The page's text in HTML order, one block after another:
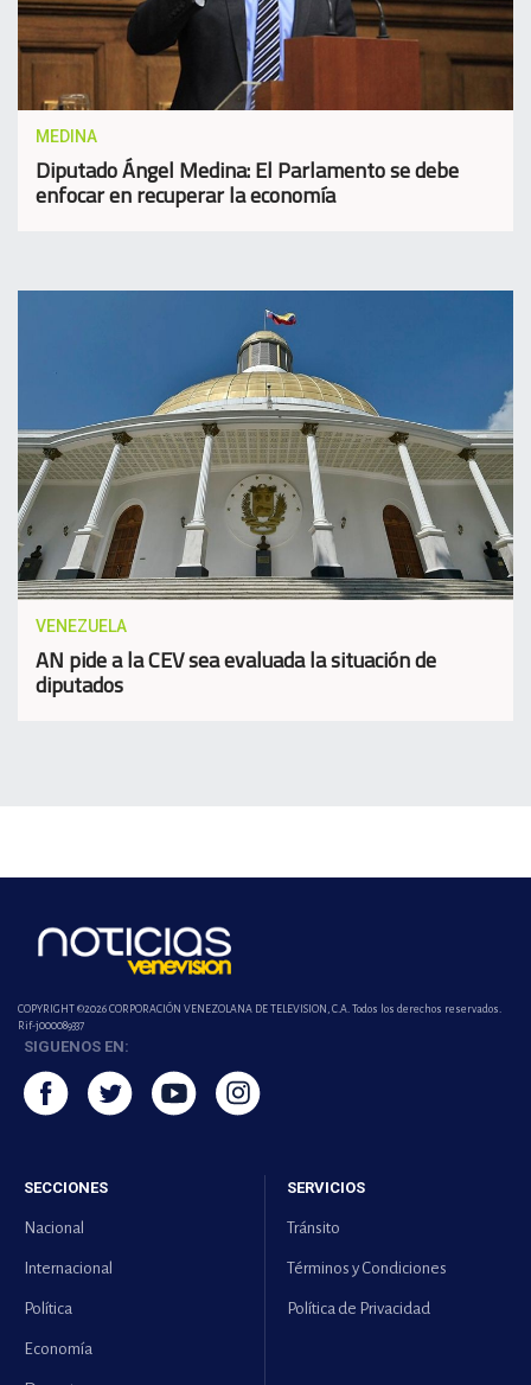
MEDINA
Diputado Ángel Medina: El Parlamento se debe
enfocar en recuperar la economía
VENEZUELA
AN pide a la CEV sea evaluada la situación de
diputados
COPYRIGHT ©2026 CORPORACIÓN VENEZOLANA DE TELEVISION, C.A. Todos los derechos reservados.
Rif-j000089337
SIGUENOS EN:
SECCIONES
Nacional
Internacional
Política
Economía
SERVICIOS
Tránsito
Términos y Condiciones
Política de Privacidad